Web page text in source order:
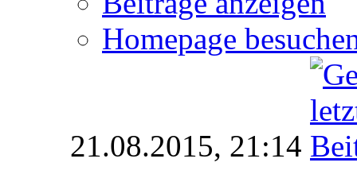
Homepage
21.08.2015, 21:14